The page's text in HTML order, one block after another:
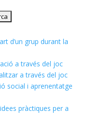
d’un grup durant la
a través del joc
a través del joc
social i aprenentatge
pràctiques per a